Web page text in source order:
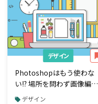
デザイン
Photoshopはもう使わな
い!? 場所を問わず画像編集
できるCSSデザインフィル
デザイン